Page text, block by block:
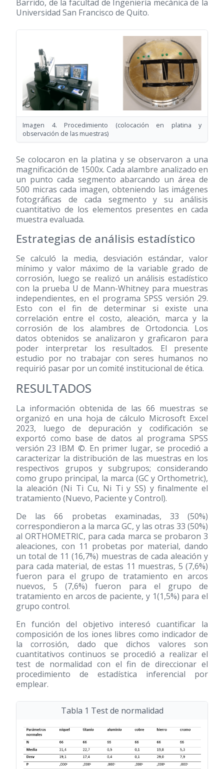
Barrido, de la facultad de Ingeniería mecánica de la
Universidad San Francisco de Quito.
Imagen 4. Procedimiento (colocación en platina y
observación de las muestras)
Se colocaron en la platina y se observaron a una
magnificación de 1500x. Cada alambre analizado en
un punto cada segmento abarcando un área de
500 micras cada imagen, obteniendo las imágenes
fotográficas de cada segmento y su análisis
cuantitativo de los elementos presentes en cada
muestra evaluada.
Estrategias de análisis estadístico
Se calculó la media, desviación estándar, valor
mínimo y valor máximo de la variable grado de
corrosión, luego se realizó un análisis estadístico
con la prueba U de Mann-Whitney para muestras
independientes, en el programa SPSS versión 29.
Esto con el fin de determinar si existe una
correlación entre el costo, aleación, marca y la
corrosión de los alambres de Ortodoncia. Los
datos obtenidos se analizaron y graficaron para
poder interpretar los resultados. El presente
estudio por no trabajar con seres humanos no
requirió pasar por un comité institucional de ética.
RESULTADOS
La información obtenida de las 66 muestras se
organizó en una hoja de cálculo Microsoft Excel
2023, luego de depuración y codificación se
exportó como base de datos al programa SPSS
versión 23 IBM ©. En primer lugar, se procedió a
caracterizar la distribución de las muestras en los
respectivos grupos y subgrupos; considerando
como grupo principal, la marca (GC y Orthometric),
la aleación (Ni Ti Cu, Ni Ti y SS) y finalmente el
tratamiento (Nuevo, Paciente y Control).
De las 66 probetas examinadas, 33 (50%)
correspondieron a la marca GC, y las otras 33 (50%)
al ORTHOMETRIC, para cada marca se probaron 3
aleaciones, con 11 probetas por material, dando
un total de 11 (16,7%) muestras de cada aleación y
para cada material, de estas 11 muestras, 5 (7,6%)
fueron para el grupo de tratamiento en arcos
nuevos, 5 (7,6%) fueron para el grupo de
tratamiento en arcos de paciente, y 1(1,5%) para el
grupo control.
En función del objetivo interesó cuantificar la
composición de los iones libres como indicador de
la corrosión, dado que dichos valores son
cuantitativos continuos se procedió a realizar el
test de normalidad con el fin de direccionar el
procedimiento de estadística inferencial por
emplear.
Tabla 1 Test de normalidad